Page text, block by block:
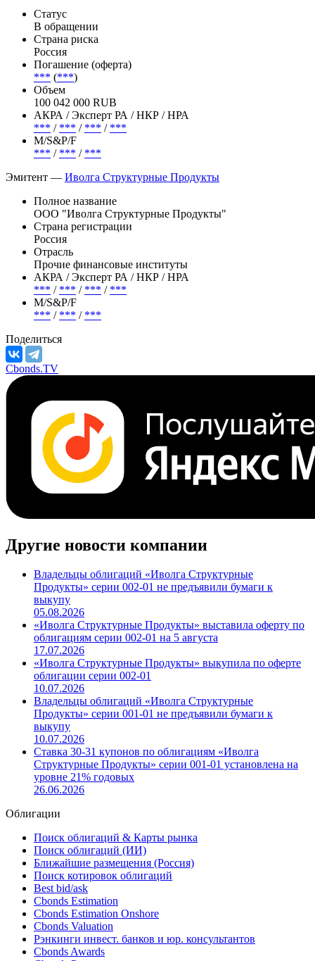
Статус
В обращении
Страна риска
Россия
Погашение (оферта)
*** (***)
Объем
100 042 000 RUB
АКРА / Эксперт РА / НКР / НРА
*** / *** / *** / ***
М/S&P/F
*** / *** / ***
Эмитент — Иволга Структурные Продукты
Полное название
ООО "Иволга Структурные Продукты"
Страна регистрации
Россия
Отрасль
Прочие финансовые институты
АКРА / Эксперт РА / НКР / НРА
*** / *** / *** / ***
М/S&P/F
*** / *** / ***
Поделиться
Cbonds.TV
Другие новости компании
Владельцы облигаций «Иволга Структурные
Продукты» серии 002-01 не предъявили бумаги к
выкупу
05.08.2026
«Иволга Структурные Продукты» выставила оферту по
облигациям серии 002-01 на 5 августа
17.07.2026
«Иволга Структурные Продукты» выкупила по оферте
облигации серии 002-01
10.07.2026
Владельцы облигаций «Иволга Структурные
Продукты» серии 001-01 не предъявили бумаги к
выкупу
10.07.2026
Ставка 30-31 купонов по облигациям «Иволга
Структурные Продукты» серии 001-01 установлена на
уровне 21% годовых
26.06.2026
Облигации
Поиск облигаций & Карты рынка
Поиск облигаций (ИИ)
Ближайшие размещения (Россия)
Поиск котировок облигаций
Best bid/ask
Cbonds Estimation
Cbonds Estimation Onshore
Cbonds Valuation
Рэнкинги инвест. банков и юр. консультантов
Cbonds Awards